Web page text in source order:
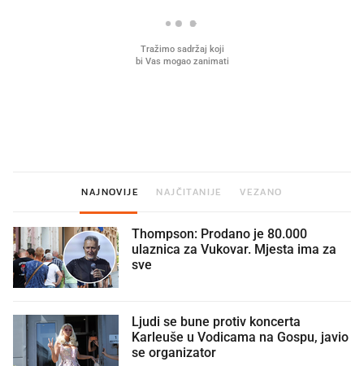
NAJNOVIJE NAJČITANIJE VEZANO
Thompson: Prodano je 80.000
ulaznica za Vukovar. Mjesta ima za
sve
Ljudi se bune protiv koncerta
Karleuše u Vodicama na Gospu, javio
se organizator